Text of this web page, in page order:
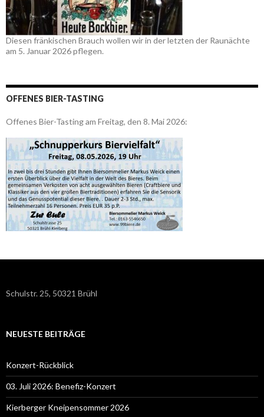
Diesen fränkischen Brauch wollen wir in der letzten der Raunächte
am 5. Januar 2026 pflegen.
OFFENES BIER-TASTING
Offenes Bier-Tasting am Freitag, den 8. Mai 2026:
Schulstr. 25, 50321 Brühl
NEUESTE BEITRÄGE
Konzert-Rückblick
03. Juli 2026: Benefiz-Konzert
Kierberger Kneipensommer 2026